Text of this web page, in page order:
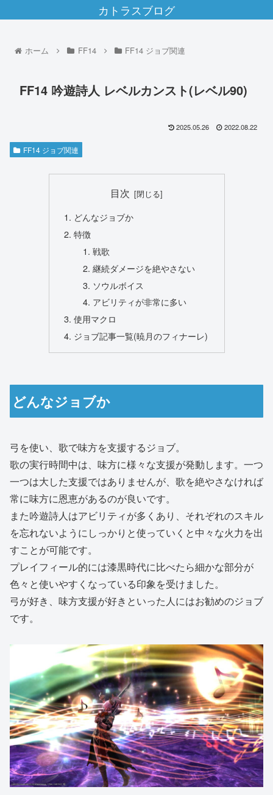
カトラスブログ
ホーム FF14 FF14 ジョブ関連
FF14 吟遊詩人 レベルカンスト(レベル90)
2025.05.26 2022.08.22
FF14 ジョブ関連
目次
どんなジョブか
特徴
戦歌
継続ダメージを絶やさない
ソウルボイス
アビリティが非常に多い
使用マクロ
ジョブ記事一覧(暁月のフィナーレ)
どんなジョブか
弓を使い、歌で味方を支援するジョブ。
歌の実行時間中は、味方に様々な支援が発動します。一つ
一つは大した支援ではありませんが、歌を絶やさなければ
常に味方に恩恵があるのが良いです。
また吟遊詩人はアビリティが多くあり、それぞれのスキル
を忘れないようにしっかりと使っていくと中々な火力を出
すことが可能です。
プレイフィール的には漆黒時代に比べたら細かな部分が
色々と使いやすくなっている印象を受けました。
弓が好き、味方支援が好きといった人にはお勧めのジョブ
です。